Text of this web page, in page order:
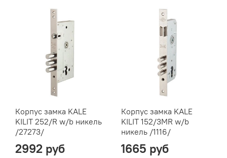
Корпус замка KALE
KILIT 252/R w/b никель
/27273/
2992 руб
Корпус замка KALE
KILIT 152/3MR w/b
никель /1116/
1665 руб